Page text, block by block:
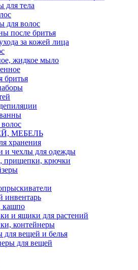
для тела
для волос
после бритья
за кожей лица
жидкое мыло
бритья
МЕБЕЛЬ
хранения
и чехлы для одежды
прищепки, крючки
инвентарь
кашпо
и ящики для растений
контейнеры
для вещей и белья
для вещей